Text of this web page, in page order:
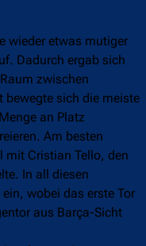
wieder etwas mutiger
Dadurch ergab sich
zwischen
bewegte sich die meiste
an Platz
Am besten
mit Cristian Tello, den
In all diesen
wobei das erste Tor
aus Barça-Sicht